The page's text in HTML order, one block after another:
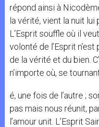
répond ainsi à
la vérité, vient la nuit
L’Esprit souffle où il
volonté de l’Esprit
de la vérité et du bien.
n’importe où, se
é, une fois de l’autre ;
pas mais nous réunit,
l’amour unit. L’Esprit